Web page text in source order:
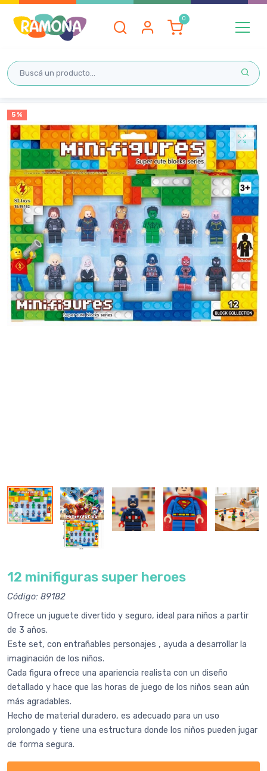
5 %
12 minifiguras super heroes
Código: 89182
Ofrece un juguete divertido y seguro, ideal para niños a partir
de 3 años.
Este set, con entrañables personajes , ayuda a desarrollar la
imaginación de los niños.
Cada figura ofrece una apariencia realista con un diseño
detallado y hace que las horas de juego de los niños sean aún
más agradables.
Hecho de material duradero, es adecuado para un uso
prolongado y tiene una estructura donde los niños pueden jugar
de forma segura.